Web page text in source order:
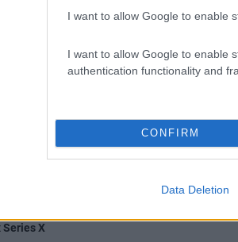
I want to allow Google to enable
I want to allow Google to enable
authentication functionality and
CONFIRM
Data Deletion
és a nyár legjobb hangulata – Jön a
strandröplabda-sorozat.
#for honor
Series X